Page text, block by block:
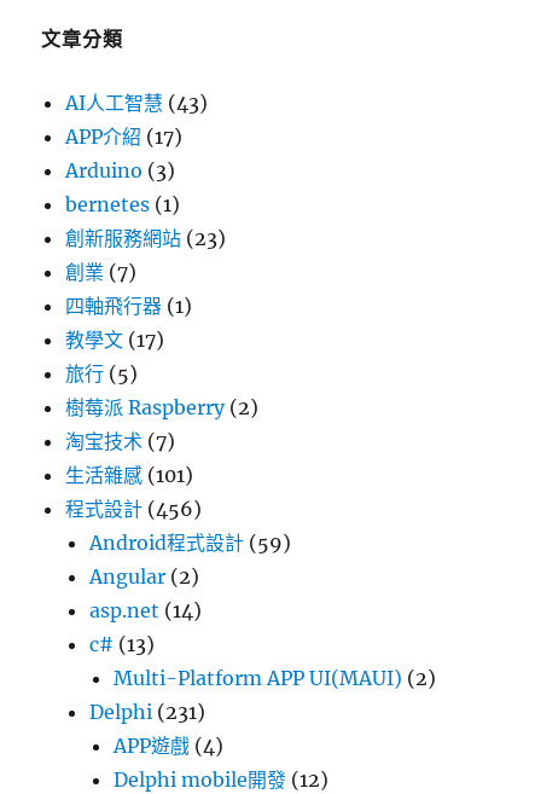
文章分類
AI人工智慧 (43)
APP介紹 (17)
Arduino (3)
bernetes (1)
創新服務網站 (23)
創業 (7)
四軸飛行器 (1)
教學文 (17)
旅行 (5)
樹莓派 Raspberry(2)
淘宝技术 (7)
生活雜感 (101)
程式設計 (456)
Android程式設計 (59)
Angular (2)
asp.net (14)
c# (13)
Multi-Platform APP UI(MAUI) (2)
Delphi (231)
APP遊戲 (4)
Delphi mobile開發 (12)